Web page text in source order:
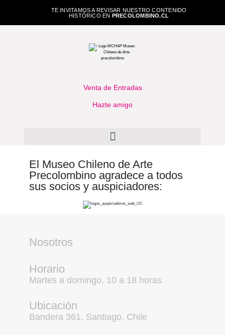
TE INVITAMOS A REVISAR NUESTRO CONTENIDO
HISTÓRICO EN PRECOLOMBINO.CL
Venta de Entradas
Hazte amigo
El Museo Chileno de Arte
Precolombino agradece a todos
sus socios y auspiciadores:
Nosotros
Horario
Martes a domingo, 10 a 18 horas
Ubicación
Bandera 361, Santiago, Chile